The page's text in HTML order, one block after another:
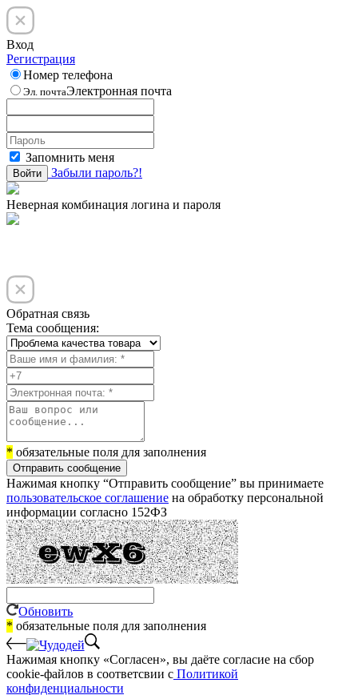
Вход
Регистрация
Номер телефона
Эл. почтаЭлектронная почта
Запомнить меня
Войти Забыли пароль?!
Неверная комбинация логина и пароля
Обратная связь
Тема сообщения:
* обязательные поля для заполнения
Отправить сообщение
Нажимая кнопку “Отправить сообщение” вы принимаете
пользовательское соглашение на обработку персональной
информации согласно 152ФЗ
Обновить
* обязательные поля для заполнения
Нажимая кнопку «Согласен», вы даёте cогласие на сбор
cookie-файлов в соответсвии с Политикой
конфиденциальности